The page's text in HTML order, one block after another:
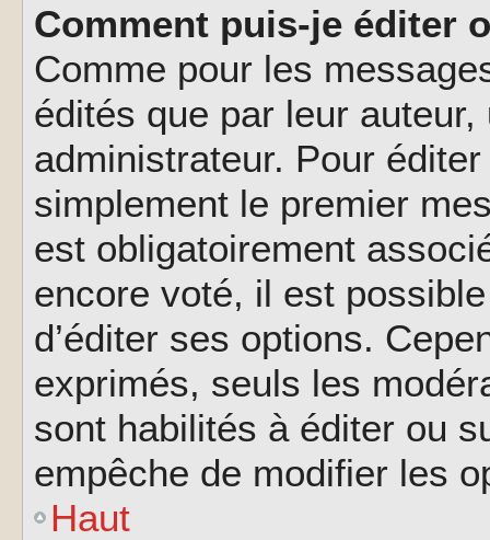
Comment puis-je éditer
Comme pour les
édités que par leur
administrateur. Pour
simplement le premier
est obligatoirement
encore voté, il est
d’éditer ses options.
exprimés, seuls les
sont habilités à éditer ou
empêche de modifier les
Haut